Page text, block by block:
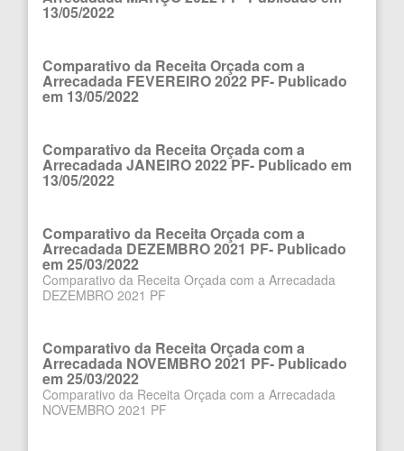
13/05/2022
Comparativo da Receita Orçada com a
Arrecadada FEVEREIRO 2022 PF- Publicado
em 13/05/2022
Comparativo da Receita Orçada com a
Arrecadada JANEIRO 2022 PF- Publicado em
13/05/2022
Comparativo da Receita Orçada com a
Arrecadada DEZEMBRO 2021 PF- Publicado
em 25/03/2022
Comparativo da Receita Orçada com a Arrecadada
DEZEMBRO 2021 PF
Comparativo da Receita Orçada com a
Arrecadada NOVEMBRO 2021 PF- Publicado
em 25/03/2022
Comparativo da Receita Orçada com a Arrecadada
NOVEMBRO 2021 PF